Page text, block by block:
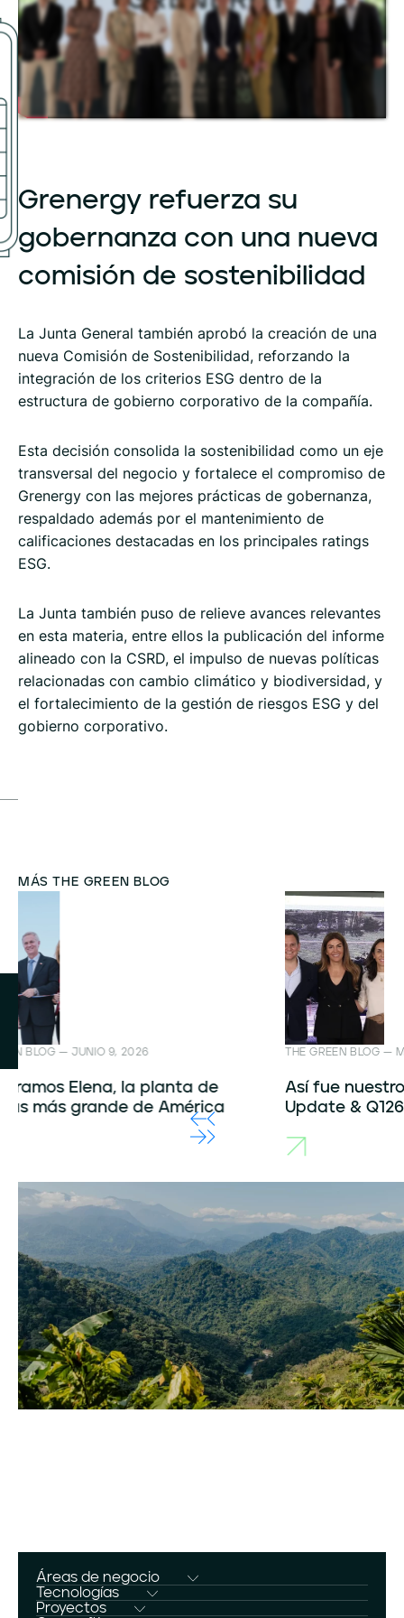
Grenergy refuerza su
gobernanza con una nueva
comisión de sostenibilidad
La Junta General también aprobó la creación de una
nueva Comisión de Sostenibilidad, reforzando la
integración de los criterios ESG dentro de la
estructura de gobierno corporativo de la compañía.
Esta decisión consolida la sostenibilidad como un eje
transversal del negocio y fortalece el compromiso de
Grenergy con las mejores prácticas de gobernanza,
respaldado además por el mantenimiento de
calificaciones destacadas en los principales ratings
ESG.
La Junta también puso de relieve avances relevantes
en esta materia, entre ellos la publicación del informe
alineado con la CSRD, el impulso de nuevas políticas
relacionadas con cambio climático y biodiversidad, y
el fortalecimiento de la gestión de riesgos ESG y del
gobierno corporativo.
MÁS THE GREEN BLOG
THE GREEN BLOG — MAYO 28, 2026
Así fue nuestro Investment Plan
Update & Q126 Results Presentation
THE
Una
Áreas de negocio
Desarrollo
Tecnologías
Almacenamiento
Proyectos